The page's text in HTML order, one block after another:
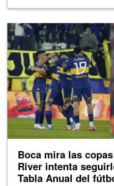
Boca mira las
River intenta
Tabla Anual del